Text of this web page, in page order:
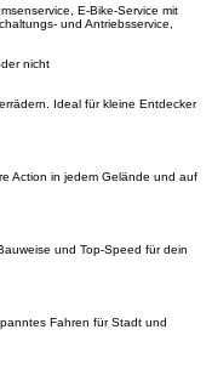
Fahrrad-Abenteuer.
• TRANSITION • WINORA •
E-Bike-Service mit
und Antriebsservice,
nicht
Ideal für kleine Entdecker
Action in jedem Gelände und auf
und Top-Speed für dein
Fahren für Stadt und